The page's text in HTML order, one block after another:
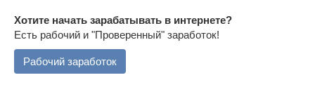
Хотите начать зарабатывать в интернете?
Есть рабочий и "Проверенный" заработок!
Рабочий заработок